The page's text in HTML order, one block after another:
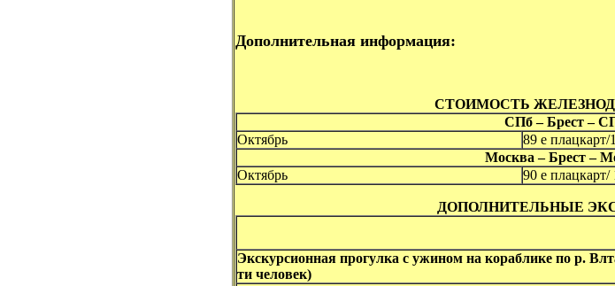
Дополнительная информация:
СТОИМОСТЬ
СПб – Брест –
Октябрь
89 е плацкарт/
Москва – Брест –
Октябрь
90 е плацкарт/
ДОПОЛНИТЕЛЬНЫЕ
Экскурсионная прогулка с ужином на кораблике по р.
ти человек)